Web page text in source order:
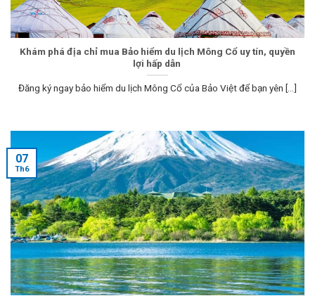
Khám phá địa chỉ mua ​Bảo hiểm du lịch Mông Cổ uy tín, quyền
lợi hấp dẫn
Đăng ký ngay bảo hiểm du lịch Mông Cổ của Bảo Việt để bạn yên [...]
07
Th6